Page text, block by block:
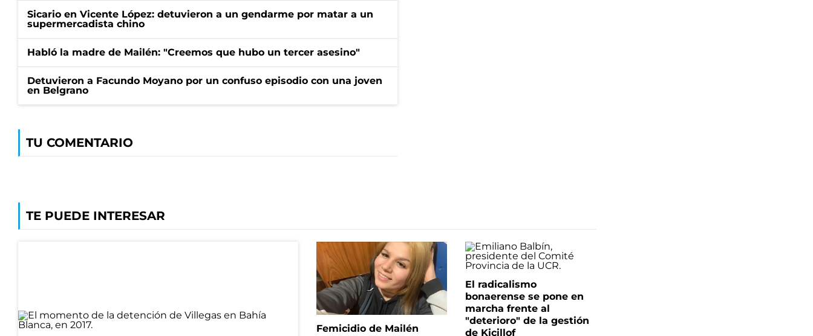
Sicario en Vicente López: detuvieron a un gendarme por matar a un
supermercadista chino
Habló la madre de Mailén: "Creemos que hubo un tercer asesino"
Detuvieron a Facundo Moyano por un confuso episodio con una joven
en Belgrano
TU COMENTARIO
TE PUEDE INTERESAR
Femicidio de Mailén
El radicalismo
bonaerense se pone en
marcha frente al
"deterioro" de la gestión
de Kicillof